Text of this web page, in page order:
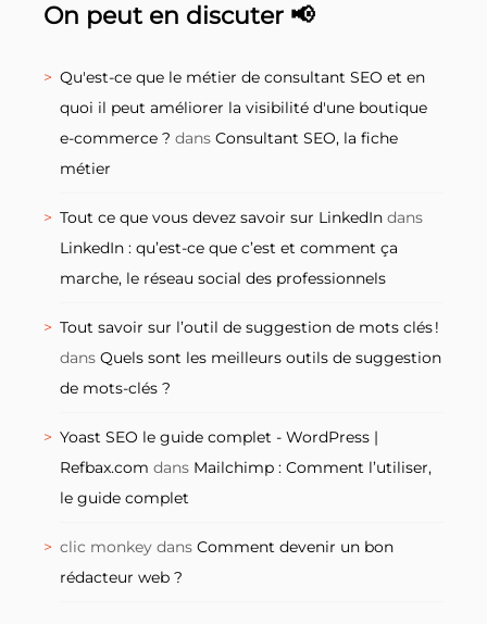
On peut en discuter 📢
Qu'est-ce que le métier de consultant SEO et en
quoi il peut améliorer la visibilité d'une boutique
e-commerce ? dans Consultant SEO, la fiche
métier
Tout ce que vous devez savoir sur LinkedIn dans
LinkedIn : qu’est-ce que c’est et comment ça
marche, le réseau social des professionnels
Tout savoir sur l’outil de suggestion de mots clés !
dans Quels sont les meilleurs outils de suggestion
de mots-clés ?
Yoast SEO le guide complet - WordPress |
Refbax.com dans Mailchimp : Comment l’utiliser,
le guide complet
clic monkey dans Comment devenir un bon
rédacteur web ?